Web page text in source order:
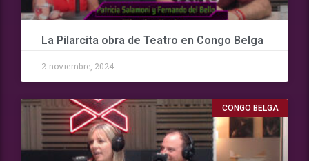
La Pilarcita obra de Teatro en Congo Belga
2 noviembre, 2024
CONGO BELGA